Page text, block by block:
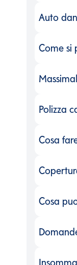
Auto
Auto
Come si
Come si
Polizza
Polizza
Cosa
Cosa
Cosa
Cosa